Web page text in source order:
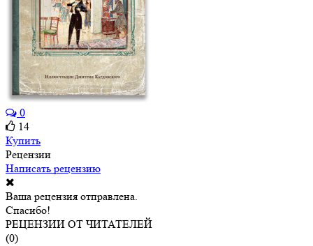
0
14
Купить
Рецензии
Написать рецензию
Ваша рецензия отправлена.
Спасибо!
РЕЦЕНЗИИ ОТ ЧИТАТЕЛЕЙ
(0)